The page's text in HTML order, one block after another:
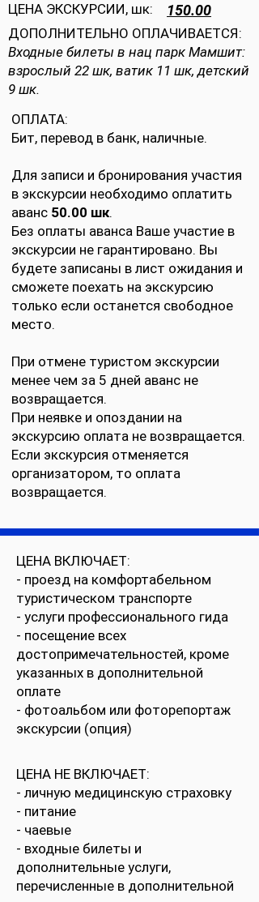
ЦЕНА ЭКСКУРСИИ, шк:
150.00
ДОПОЛНИТЕЛЬНО ОПЛАЧИВАЕТСЯ:
Входные билеты в нац парк Мамшит:
взрослый 22 шк, ватик 11 шк, детский
9 шк.
ОПЛАТА:
Бит, перевод в банк, наличные.
Для записи и бронирования участия
в экскурсии необходимо оплатить
аванс 50.00 шк.
Без оплаты аванса Ваше участие в
экскурсии не гарантировано. Вы
будете записаны в лист ожидания и
сможете поехать на экскурсию
только если останется свободное
место.
При отмене туристом экскурсии
менее чем за 5 дней аванс не
возвращается.
При неявке и опоздании на
экскурсию оплата не возвращается.
Если экскурсия отменяется
организатором, то оплата
возвращается.
ЦЕНА ВКЛЮЧАЕТ:
- проезд на комфортабельном
туристическом транспорте
- услуги профессионального гида
- посещение всех
достопримечательностей, кроме
указанных в дополнительной
оплате
- фотоальбом или фоторепортаж
экскурсии (опция)
ЦЕНА НЕ ВКЛЮЧАЕТ:
- личную медицинскую страховку
- питание
- чаевые
- входные билеты и
дополнительные услуги,
перечисленные в дополнительной